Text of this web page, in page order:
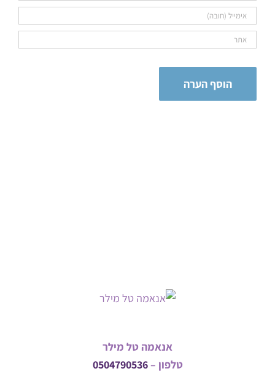
אנאמה טל מילר
טלפון –0504790536